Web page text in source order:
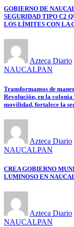
GOBIERNO DE
SEGURIDAD TIPO C2
LOS LÍMITES CON LA
Azteca Diario
NAUCALPAN
Transformamos de
Revolución, en la
movilidad, fortalece la
Azteca Diario
NAUCALPAN
CREA GOBIERNO
LUMINOSO EN
Azteca Diario
NAUCALPAN